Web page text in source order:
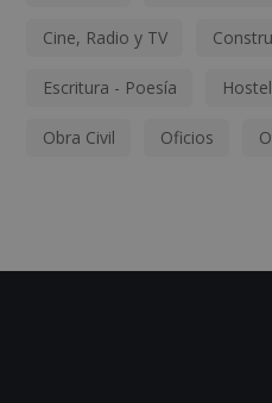
Cine, Radio y TV
Escritura - Poesía
Obra Civil Oficios